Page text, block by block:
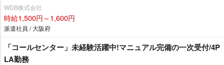
WDB株式会社
時給1,500円～1,600円
派遣社員 / 大阪府
「コールセンター」未経験活躍中!マニュアル完備の一次受付/4P
LA勤務